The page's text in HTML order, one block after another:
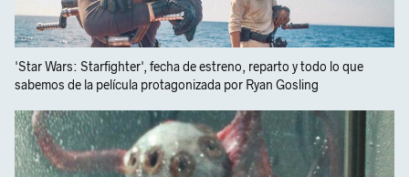
'Star Wars: Starfighter', fecha de estreno, reparto y todo lo que
sabemos de la película protagonizada por Ryan Gosling